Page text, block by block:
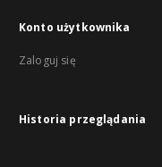
Konto użytkownika
Zaloguj się
Historia przeglądania